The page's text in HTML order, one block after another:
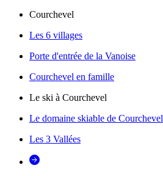
Courchevel
Les 6 villages
Porte d'entrée de la Vanoise
Courchevel en famille
Le ski à Courchevel
Le domaine skiable de Courchevel
Les 3 Vallées